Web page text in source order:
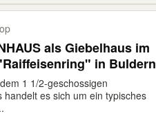
als Giebelhaus im
in Buldern
1 1/2-geschossigen
handelt es sich um ein typisches